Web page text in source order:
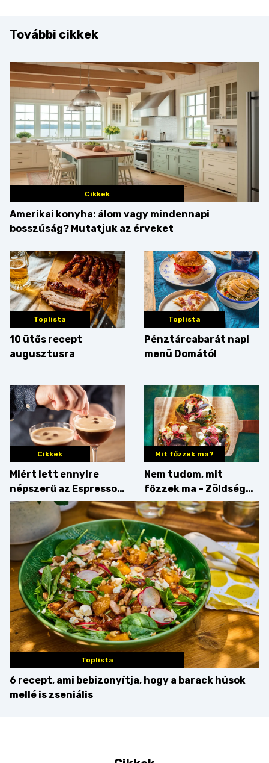
További cikkek
Cikkek
Amerikai konyha: álom vagy mindennapi
bosszúság? Mutatjuk az érveket
Toplista
10 ütős recept
augusztusra
Toplista
Pénztárcabarát napi
menü Domától
Cikkek
Miért lett ennyire
népszerű az Espresso
Martini – és mit
érdemes enni mellé?
Mit főzzek ma?
Nem tudom, mit
főzzek ma – Zöldség
minden mennyiségben
Toplista
6 recept, ami bebizonyítja, hogy a barack húsok
mellé is zseniális